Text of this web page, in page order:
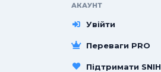
АКАУНТ
Увійти
Переваги PRO
Підтримати SNIH